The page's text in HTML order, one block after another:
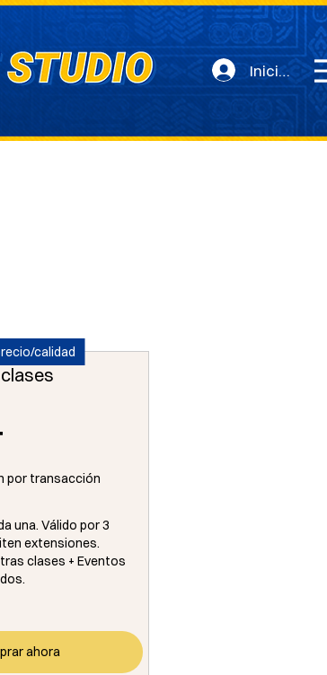
Iniciar
calidad
por transacción
una. Válido por 3
extensiones.
clases + Eventos
ahora